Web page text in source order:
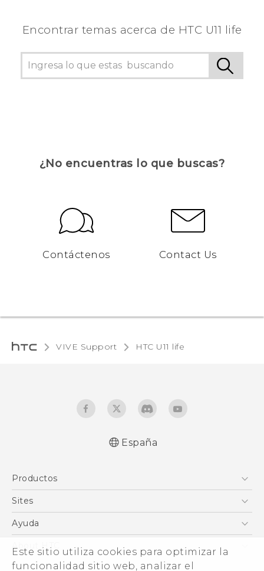
Este sitio utiliza cookies para optimizar la
funcionalidad sitio web, analizar el
Encontrar temas acerca de HTC U11 life
¿No encuentras lo que buscas?
Contáctenos Contact Us
VIVE Support HTC U11 life‎
seguridad
English - Safety and regulatory guide
España
Productos
Smartphones
VIVE
Accesorios
Sites
HTC Vive
Inicio
Ayuda
eCommerce Support
About HTC
ESG